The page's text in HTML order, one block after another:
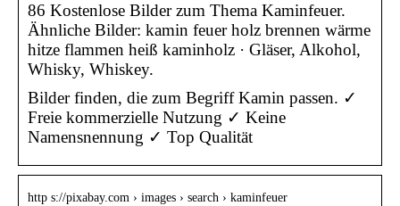
86 Kostenlose Bilder zum Thema Kaminfeuer.
Ähnliche Bilder: kamin feuer holz brennen wärme
hitze flammen heiß kaminholz · Gläser, Alkohol,
Whisky, Whiskey.
Bilder finden, die zum Begriff Kamin passen. ✓
Freie kommerzielle Nutzung ✓ Keine
Namensnennung ✓ Top Qualität
http s://pixabay.com › images › search › kaminfeuer